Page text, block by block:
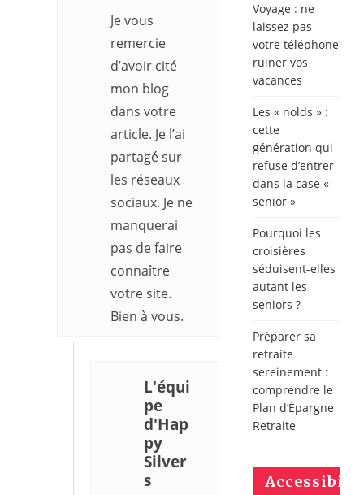
Je vous
remercie
d’avoir cité
mon blog
dans votre
article. Je l’ai
partagé sur
les réseaux
sociaux. Je ne
manquerai
pas de faire
connaître
votre site.
Bien à vous.
L'équi
pe
d'Hap
py
Silver
s
Voyage : ne
laissez pas
votre téléphone
ruiner vos
vacances
Les « nolds » :
cette
génération qui
refuse d’entrer
dans la case «
senior »
Pourquoi les
croisières
séduisent-elles
autant les
seniors ?
Préparer sa
retraite
sereinement :
comprendre le
Plan d’Épargne
Retraite